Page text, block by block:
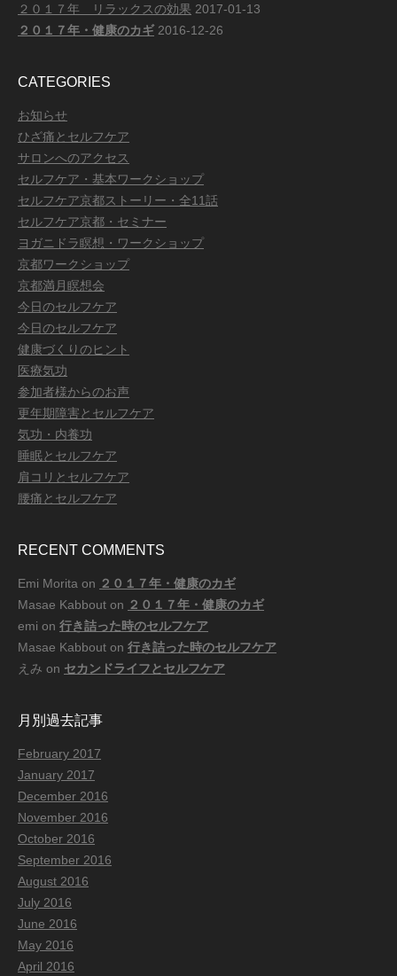
２０１７年 リラックスの効果 2017-01-13
２０１７年・健康のカギ 2016-12-26
CATEGORIES
お知らせ
ひざ痛とセルフケア
サロンへのアクセス
セルフケア・基本ワークショップ
セルフケア京都ストーリー・全11話
セルフケア京都・セミナー
ヨガニドラ瞑想・ワークショップ
京都ワークショップ
京都満月瞑想会
今日のセルフケア
今日のセルフケア
健康づくりのヒント
医療気功
参加者様からのお声
更年期障害とセルフケア
気功・内養功
睡眠とセルフケア
肩コリとセルフケア
腰痛とセルフケア
RECENT COMMENTS
Emi Morita on ２０１７年・健康のカギ
Masae Kabbout on ２０１７年・健康のカギ
emi on 行き詰った時のセルフケア
Masae Kabbout on 行き詰った時のセルフケア
えみ on セカンドライフとセルフケア
月別過去記事
February 2017
January 2017
December 2016
November 2016
October 2016
September 2016
August 2016
July 2016
June 2016
May 2016
April 2016